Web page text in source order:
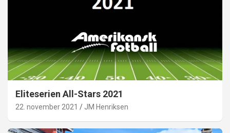
Eliteserien All-Stars 2021
22. november 2021 JM Henriksen